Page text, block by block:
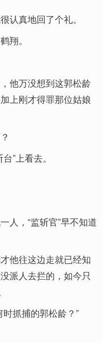
认真地回了个礼。
翔。
他万没想到这郭松龄
上刚才得罪那位姑娘
”上看去。
人，“监斩官”早不知道
他往这边走就已经知
派人去拦的，如今只
抓捕的郭松龄？”